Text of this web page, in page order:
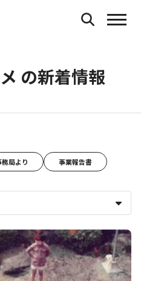
の新着情報
務局より
事業報告書